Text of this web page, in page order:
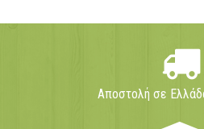
Αποστολή σε